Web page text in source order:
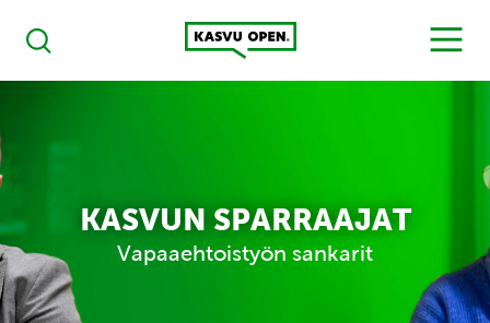
Haku
Kasvu Open
MENU
KASVUN SPARRAAJAT
Vapaaehtoistyön sankarit